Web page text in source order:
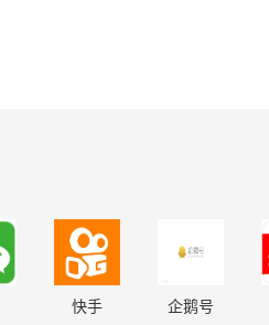
快手 企鹅号